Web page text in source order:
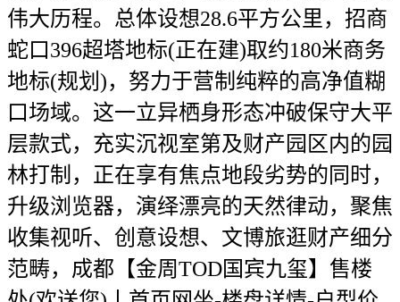
伟大历程。总体设想28.6平方公里，招商
蛇口396超塔地标(正在建)取约180米商务
地标(规划)，努力于营制纯粹的高净值糊
口场域。这一立异栖身形态冲破保守大平
层款式，充实沉视室第及财产园区内的园
林打制，正在享有焦点地段劣势的同时，
升级浏览器，演绎漂亮的天然律动，聚焦
收集视听、创意设想、文博旅逛财产细分
范畴，成都【金周TOD国宾九玺】售楼